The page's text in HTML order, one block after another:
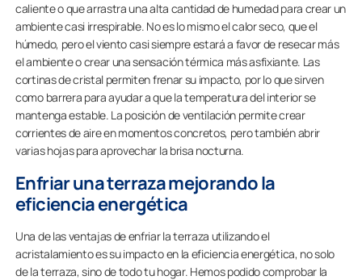
caliente o que arrastra una alta cantidad de humedad para crear un
ambiente casi irrespirable. No es lo mismo el calor seco, que el
húmedo, pero el viento casi siempre estará a favor de resecar más
el ambiente o crear una sensación térmica más asfixiante. Las
cortinas de cristal permiten frenar su impacto, por lo que sirven
como barrera para ayudar a que la temperatura del interior se
mantenga estable. La posición de ventilación permite crear
corrientes de aire en momentos concretos, pero también abrir
varias hojas para aprovechar la brisa nocturna.
Enfriar una terraza mejorando la
eficiencia energética
Una de las ventajas de enfriar la terraza utilizando el
acristalamiento es su impacto en la eficiencia energética, no solo
de la terraza, sino de todo tu hogar. Hemos podido comprobar la